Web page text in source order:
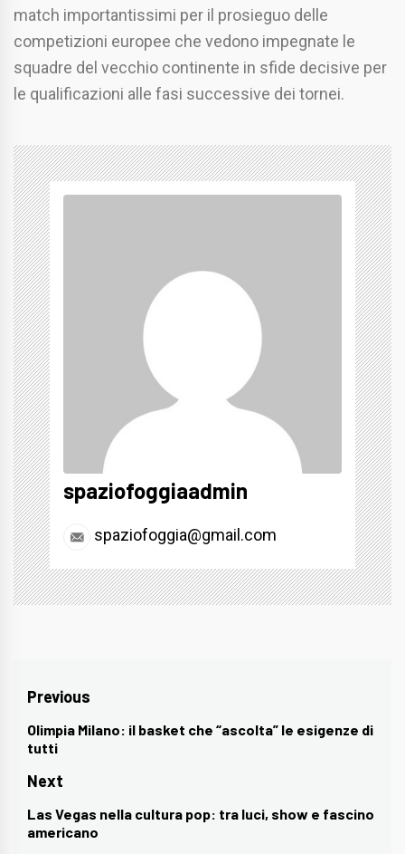
match importantissimi per il prosieguo delle
competizioni europee che vedono impegnate le
squadre del vecchio continente in sfide decisive per
le qualificazioni alle fasi successive dei tornei.
spaziofoggiaadmin
spaziofoggia@gmail.com
Navigazione
articoli
Previous
Previous
post:
Olimpia Milano: il basket che “ascolta” le esigenze di
tutti
Next
Next
post:
Las Vegas nella cultura pop: tra luci, show e fascino
americano